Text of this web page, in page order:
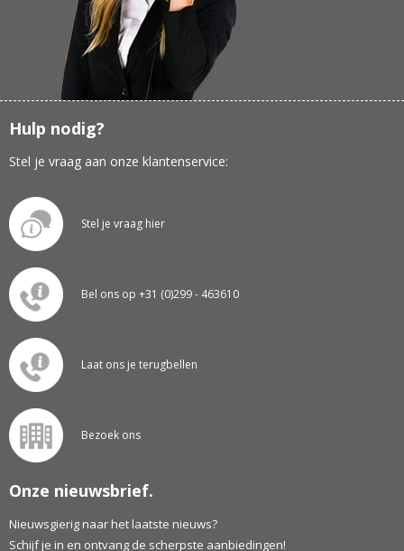
Hulp nodig?
Stel je vraag aan onze klantenservice:
Stel je vraag hier
Bel ons op +31 (0)299 - 463610
Laat ons je terugbellen
Bezoek ons
Onze nieuwsbrief.
Nieuwsgierig naar het laatste nieuws?
Schijf je in en ontvang de scherpste aanbiedingen!